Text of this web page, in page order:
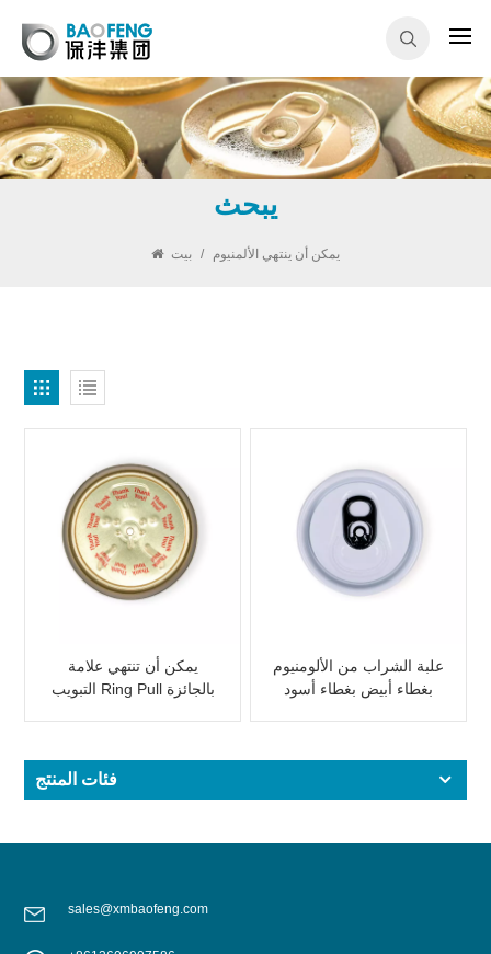
يبحث
/ يمكن أن ينتهي الألمنيوم
يمكن أن تنتهي علامة
التبويب Ring Pull بالجائزة
علبة الشراب من الألومنيوم
بغطاء أبيض بغطاء أسود
فئات المنتج
sales@xmbaofeng.com